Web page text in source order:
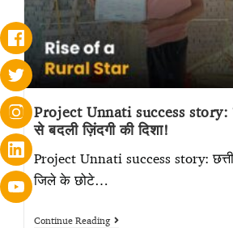
Project Unnati success story:
से बदली ज़िंदगी की दिशा!
Project Unnati success story:
जिले के छोटे…
Continue Reading